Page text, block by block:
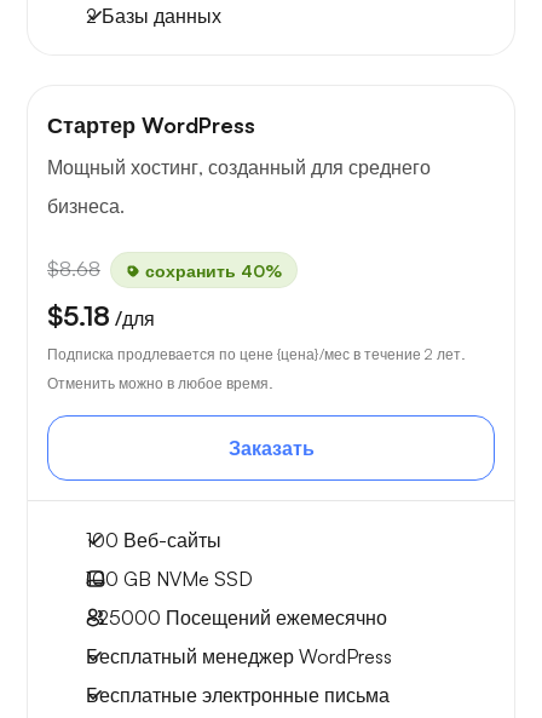
2 Базы данных
Стартер WordPress
Мощный хостинг, созданный для среднего
бизнеса.
$8.68 сохранить 40%
$5.18 /для
Подписка продлевается по цене {цена}/мес в течение 2 лет.
Отменить можно в любое время.
Заказать
100 Веб-сайты
100 GB NVMe SSD
~25000 Посещений ежемесячно
Бесплатный менеджер WordPress
Бесплатные электронные письма